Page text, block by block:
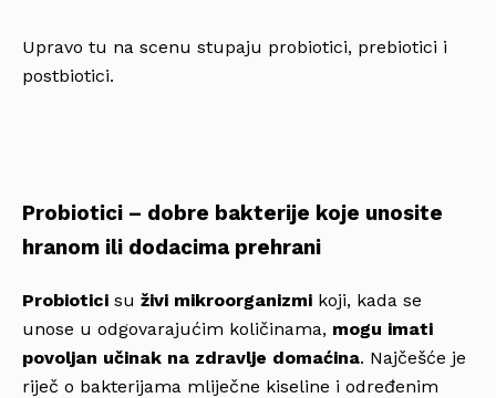
Upravo tu na scenu stupaju probiotici, prebiotici i
postbiotici.
Probiotici – dobre bakterije koje unosite
hranom ili dodacima prehrani
Probiotici su živi mikroorganizmi koji, kada se
unose u odgovarajućim količinama, mogu imati
povoljan učinak na zdravlje domaćina. Najčešće je
riječ o bakterijama mliječne kiseline i određenim